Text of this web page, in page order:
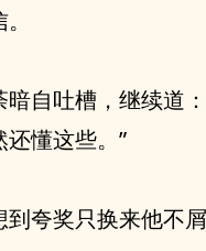
暗自吐槽，继续道
懂这些。”
到夸奖只换来他不